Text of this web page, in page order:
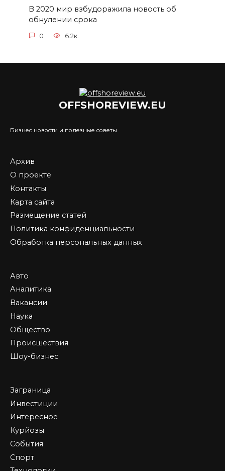
В 2020 мир взбудоражила новость об
обнулении срока
0 6.2к.
OFFSHOREVIEW.EU
Бизнес новости и полезные советы
Архив
О проекте
Контакты
Карта сайта
Размещение статей
Политика конфиденциальности
Обработка персональных данных
Авто
Аналитика
Вакансии
Наука
Общество
Происшествия
Шоу-бизнес
Заграница
Инвестиции
Интересное
Курйозы
События
Спорт